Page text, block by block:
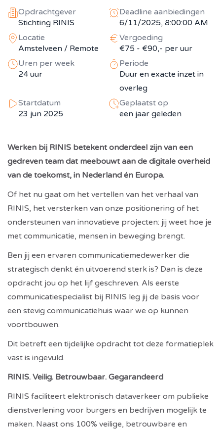
Opdrachtgever
Stichting RINIS
Deadline aanbiedingen
6/11/2025, 8:00:00 AM
Locatie
Amstelveen / Remote
Vergoeding
€75 - €90,- per uur
Uren per week
24 uur
Periode
Duur en exacte inzet in
overleg
Startdatum
23 jun 2025
Geplaatst op
een jaar geleden
Werken bij RINIS betekent onderdeel zijn van een
gedreven team dat meebouwt aan de digitale overheid
van de toekomst, in Nederland én Europa.
Of het nu gaat om het vertellen van het verhaal van
RINIS, het versterken van onze positionering of het
ondersteunen van innovatieve projecten: jij weet hoe je
met communicatie, mensen in beweging brengt.
Ben jij een ervaren communicatiemedewerker die
strategisch denkt én uitvoerend sterk is? Dan is deze
opdracht jou op het lijf geschreven. Als eerste
communicatiespecialist bij RINIS leg jij de basis voor
een stevig communicatiehuis waar we op kunnen
voortbouwen.
Dit betreft een tijdelijke opdracht tot deze formatieplek
vast is ingevuld.
RINIS. Veilig. Betrouwbaar. Gegarandeerd
RINIS faciliteert elektronisch dataverkeer om publieke
dienstverlening voor burgers en bedrijven mogelijk te
maken. Naast ons 100% veilige, betrouwbare en